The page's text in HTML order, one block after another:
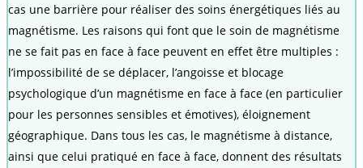
cas une barrière pour réaliser des soins énergétiques liés au
magnétisme. Les raisons qui font que le soin de magnétisme
ne se fait pas en face à face peuvent en effet être multiples :
l’impossibilité de se déplacer, l’angoisse et blocage
psychologique d’un magnétisme en face à face (en particulier
pour les personnes sensibles et émotives), éloignement
géographique. Dans tous les cas, le magnétisme à distance,
ainsi que celui pratiqué en face à face, donnent des résultats